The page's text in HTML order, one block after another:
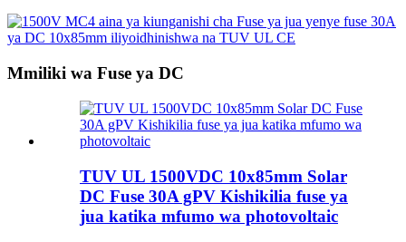
Mmiliki wa Fuse ya DC
TUV UL 1500VDC 10x85mm Solar
DC Fuse 30A gPV Kishikilia fuse ya
jua katika mfumo wa photovoltaic